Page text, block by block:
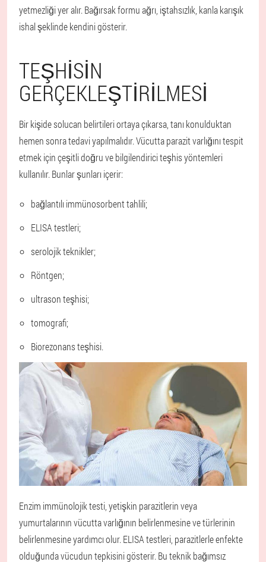
yetmezliği yer alır. Bağırsak formu ağrı, iştahsızlık, kanla karışık
ishal şeklinde kendini gösterir.
TEŞHISIN
GERÇEKLEŞTIRILMESI
Bir kişide solucan belirtileri ortaya çıkarsa, tanı konulduktan
hemen sonra tedavi yapılmalıdır. Vücutta parazit varlığını tespit
etmek için çeşitli doğru ve bilgilendirici teşhis yöntemleri
kullanılır. Bunlar şunları içerir:
bağlantılı immünosorbent tahlili;
ELISA testleri;
serolojik teknikler;
Röntgen;
ultrason teşhisi;
tomografi;
Biorezonans teşhisi.
Enzim immünolojik testi, yetişkin parazitlerin veya
yumurtalarının vücutta varlığının belirlenmesine ve türlerinin
belirlenmesine yardımcı olur. ELISA testleri, parazitlerle enfekte
olduğunda vücudun tepkisini gösterir. Bu teknik bağımsız